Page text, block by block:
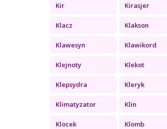
Kir Kirasjer
Klacz Klakson
Klawesyn Klawikord
Klejnoty Klekot
Klepsydra Kleryk
Klimatyzator Klin
Klocek Klomb